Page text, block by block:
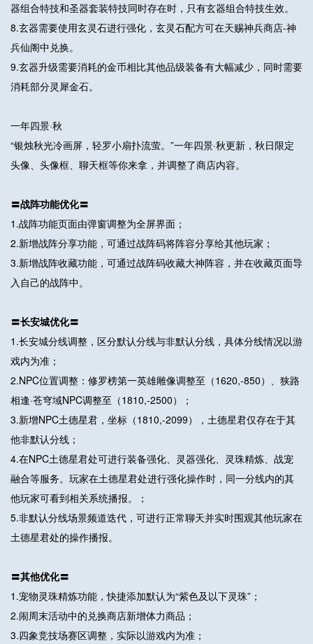
器组合特技和圣器套装特技同时存在时，只有玄器组合特技生效。
8.玄器需要使用玄灵石进行强化，玄灵石配方可在天赐神兵商店-神
兵仙阁中兑换。
9.玄器升级需要消耗的金币相比其他品级装备有大幅减少，同时需要
消耗部分灵犀金石。
一年四景·秋
“银烛秋光冷画屏，轻罗小扇扑流萤。”一年四景·秋更新，秋日限定
头像、头像框、聊天框等你来拿，并调整了商店内容。
〓战阵功能优化〓
1.战阵功能页面由弹窗调整为全屏界面；
2.新增战阵分享功能，可通过战阵码将阵容分享给其他玩家；
3.新增战阵收藏功能，可通过战阵码收藏大神阵容，并在收藏页面导
入自己的战阵中。
〓长安城优化〓
1.长安城分线调整，区分默认分线与非默认分线，具体分线情况以游
戏内为准；
2.NPC位置调整：修罗榜第一英雄雕像调整至（1620,-850）、狭路
相逢·苍穹域NPC调整至（1810,-2500）；
3.新增NPC土德星君，坐标（1810,-2099），土德星君仅存在于其
他非默认分线；
4.在NPC土德星君处可进行装备强化、灵器强化、灵珠精炼、战宠
融合等服务。玩家在土德星君处进行强化操作时，同一分线内的其
他玩家可看到相关系统播报。；
5.非默认分线场景频道迭代，可进行正常聊天并实时围观其他玩家在
土德星君处的操作播报。
〓其他优化〓
1.宠物灵珠精炼功能，快捷添加默认为“紫色及以下灵珠”；
2.闹周末活动中的兑换商店新增体力商品；
3.四象竞技场赛区调整，实际以游戏内为准；